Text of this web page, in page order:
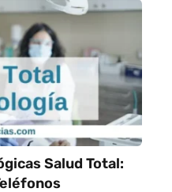
Salud Total: